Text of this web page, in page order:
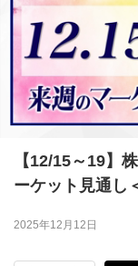
【12/15～19】
ーケット見通し
2025年12月12日